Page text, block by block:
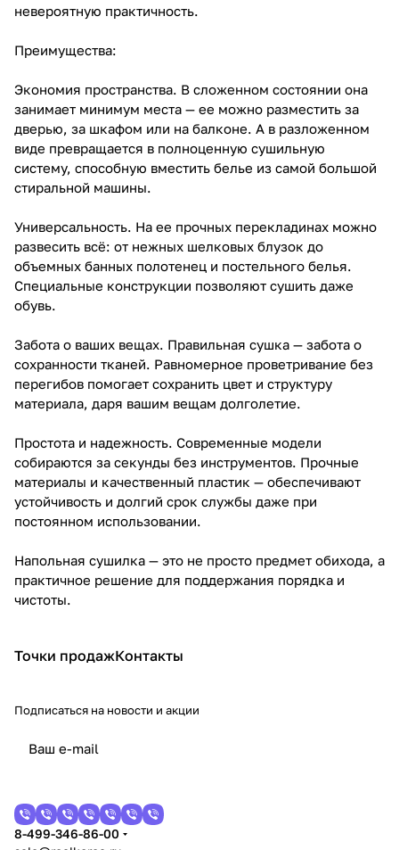
невероятную практичность.
Преимущества:
Экономия пространства. В сложенном состоянии она
занимает минимум места — ее можно разместить за
дверью, за шкафом или на балконе. А в разложенном
виде превращается в полноценную сушильную
систему, способную вместить белье из самой большой
стиральной машины.
Универсальность. На ее прочных перекладинах можно
развесить всё: от нежных шелковых блузок до
объемных банных полотенец и постельного белья.
Специальные конструкции позволяют сушить даже
обувь.
Забота о ваших вещах. Правильная сушка — забота о
сохранности тканей. Равномерное проветривание без
перегибов помогает сохранить цвет и структуру
материала, даря вашим вещам долголетие.
Простота и надежность. Современные модели
собираются за секунды без инструментов. Прочные
материалы и качественный пластик — обеспечивают
устойчивость и долгий срок службы даже при
постоянном использовании.
Напольная сушилка — это не просто предмет обихода, а
практичное решение для поддержания порядка и
чистоты.
Точки продажКонтакты
Подписаться на новости и акции
8-499-346-86-00